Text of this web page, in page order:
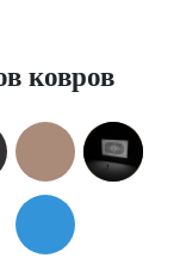
ковров